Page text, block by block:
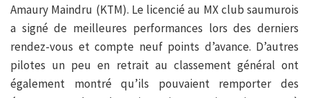
Amaury Maindru (KTM). Le licencié au MX club saumurois
a signé de meilleures performances lors des derniers
rendez-vous et compte neuf points d’avance. D’autres
pilotes un peu en retrait au classement général ont
également montré qu’ils pouvaient remporter des